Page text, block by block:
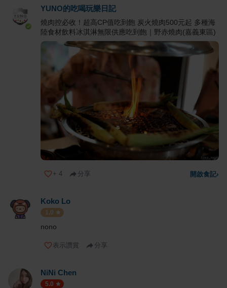
YUNO的吃喝玩樂日記
燒肉控必收！超高CP值吃到飽 炭火燒肉500元起 多種海
陸食材飲料冰淇淋無限供應吃到飽｜野赤燒肉(嘉義東區)
+ 4 分享 開啟食記›
Koko Lo
1.0
nono
表示讚賞 分享
NiNi Chen
5.0